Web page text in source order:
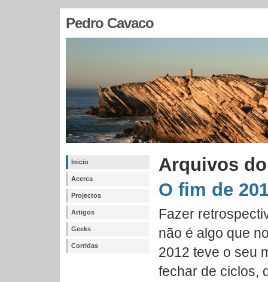
Pedro Cavaco
Inicio
Acerca
Projectos
Artigos
Geeks
Corridas
Arquivos
O fim de
Fazer
não é algo que
2012 teve o seu
fechar de ciclos,